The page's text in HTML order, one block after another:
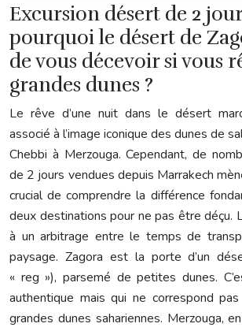
Excursion désert de 2
pourquoi le désert de
de vous décevoir si vous
grandes dunes ?
Le rêve d’une nuit dans le désert
associé à l’image iconique des dunes de
Chebbi à Merzouga. Cependant, de
de 2 jours vendues depuis Marrakech
crucial de comprendre la différence
deux destinations pour ne pas être déçu.
à un arbitrage entre le temps de
paysage. Zagora est la porte d’un
« reg »), parsemé de petites dunes.
authentique mais qui ne correspond pas
grandes dunes sahariennes. Merzouga,